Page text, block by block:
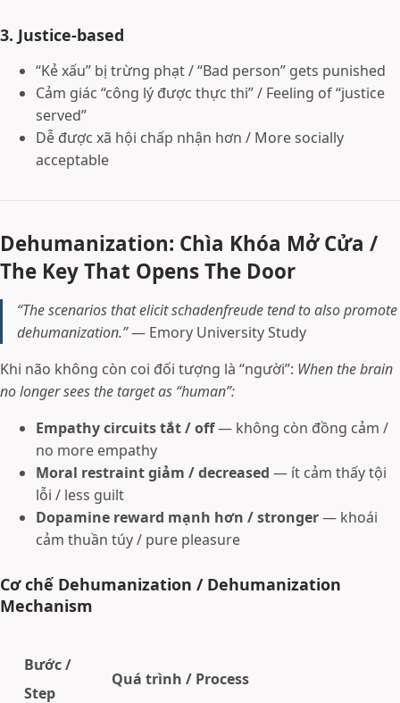
3. Justice-based
“Kẻ xấu” bị trừng phạt / “Bad person” gets punished
Cảm giác “công lý được thực thi” / Feeling of “justice
served”
Dễ được xã hội chấp nhận hơn / More socially
acceptable
Dehumanization: Chìa Khóa Mở Cửa /
The Key That Opens The Door
“The scenarios that elicit schadenfreude tend to also promote
dehumanization.”— Emory University Study
Khi não không còn coi đối tượng là “người”: When the brain
no longer sees the target as “human”:
Empathy circuits tắt / off— không còn đồng cảm /
no more empathy
Moral restraint giảm / decreased — ít cảm thấy tội
lỗi / less guilt
Dopamine reward mạnh hơn / stronger— khoái
cảm thuần túy / pure pleasure
Cơ chế Dehumanization / Dehumanization
Mechanism
Bước /
Step
Quá trình / Process